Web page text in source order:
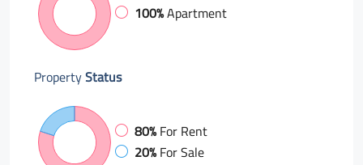
100%Apartment
PropertyStatus
80%For Rent
20%For Sale